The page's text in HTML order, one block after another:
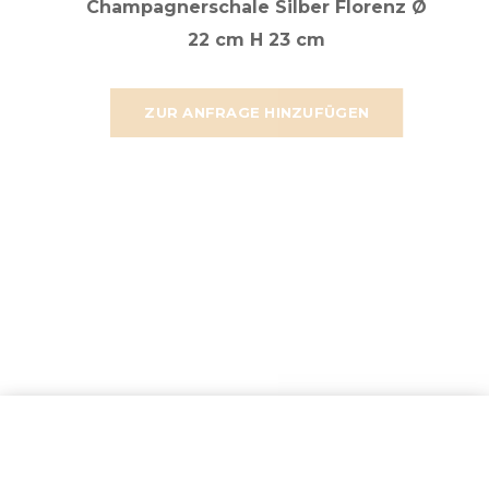
ZUR ANFRAGE HINZUFÜGEN
Champagnerschale Silber Florenz Ø
22 cm H 23 cm